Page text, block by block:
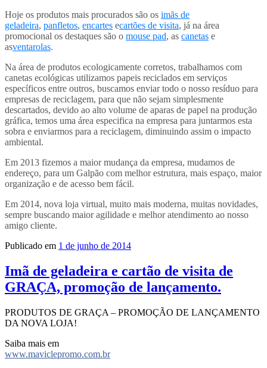
Hoje os produtos mais procurados são os imãs de
geladeira, panfletos, encartes ecartões de visita, já na área
promocional os destaques são o mouse pad, as canetas e
asventarolas.
Na área de produtos ecologicamente corretos, trabalhamos com
canetas ecológicas utilizamos papeis reciclados em serviços
específicos entre outros, buscamos enviar todo o nosso resíduo para
empresas de reciclagem, para que não sejam simplesmente
descartados, devido ao alto volume de aparas de papel na produção
gráfica, temos uma área especifica na empresa para juntarmos esta
sobra e enviarmos para a reciclagem, diminuindo assim o impacto
ambiental.
Em 2013 fizemos a maior mudança da empresa, mudamos de
endereço, para um Galpão com melhor estrutura, mais espaço, maior
organização e de acesso bem fácil.
Em 2014, nova loja virtual, muito mais moderna, muitas novidades,
sempre buscando maior agilidade e melhor atendimento ao nosso
amigo cliente.
Publicado em 1 de junho de 2014
Imã de geladeira e cartão de visita de
GRAÇA, promoção de lançamento.
PRODUTOS DE GRAÇA – PROMOÇÃO DE LANÇAMENTO
DA NOVA LOJA!
Saiba mais em
www.maviclepromo.com.br